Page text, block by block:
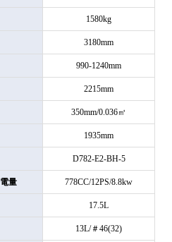
1580kg
3180mm
990-1240mm
2215mm
350mm/0.036㎥
1935mm
D782-E2-BH-5
量 778CC/12PS/8.8kw
17.5L
13L/＃46(32)